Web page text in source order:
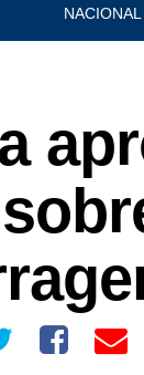
NACIONAL